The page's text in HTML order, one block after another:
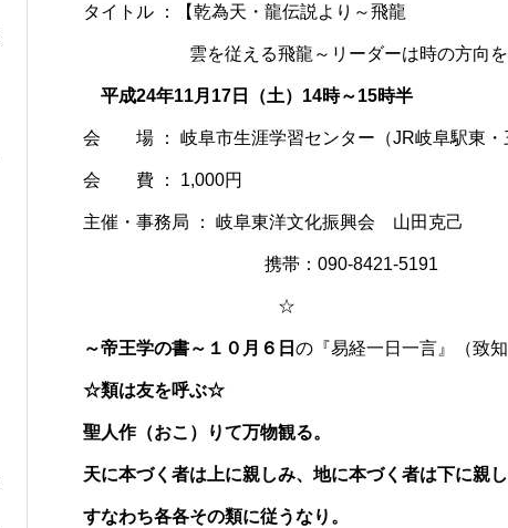
タイトル ：【乾為天・龍伝説より～飛龍
雲を従える飛龍～リーダーは時の方向を
平成24年11月17日（土）14時～15時半
会 場 ： 岐阜市生涯学習センター（JR岐阜駅東・
会 費 ： 1,000円
主催・事務局 ： 岐阜東洋文化振興会 山田克己
携帯：090-8421-5191
☆
～帝王学の書～１０月６日 の『易経一日一言』（致
☆類は友を呼ぶ☆
聖人作（おこ）りて万物観る。
天に本づく者は上に親しみ、地に本づく者は下に親
すなわち各各その類に従うなり。